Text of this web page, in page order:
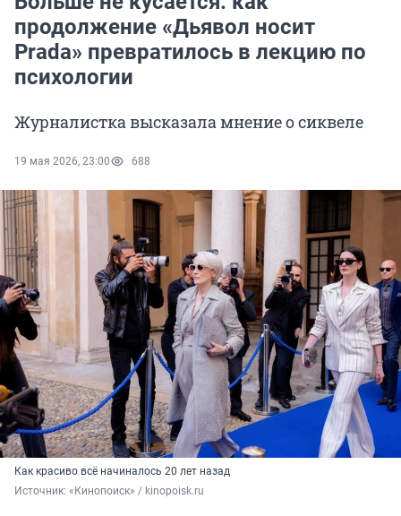
продолжение «Дьявол носит
Prada» превратилось в лекцию по
психологии
Журналистка высказала мнение о сиквеле
19 мая 2026, 23:00 688
Как красиво всё начиналось 20 лет назад
Источник: «Кинопоиск» / kinopoisk.ru